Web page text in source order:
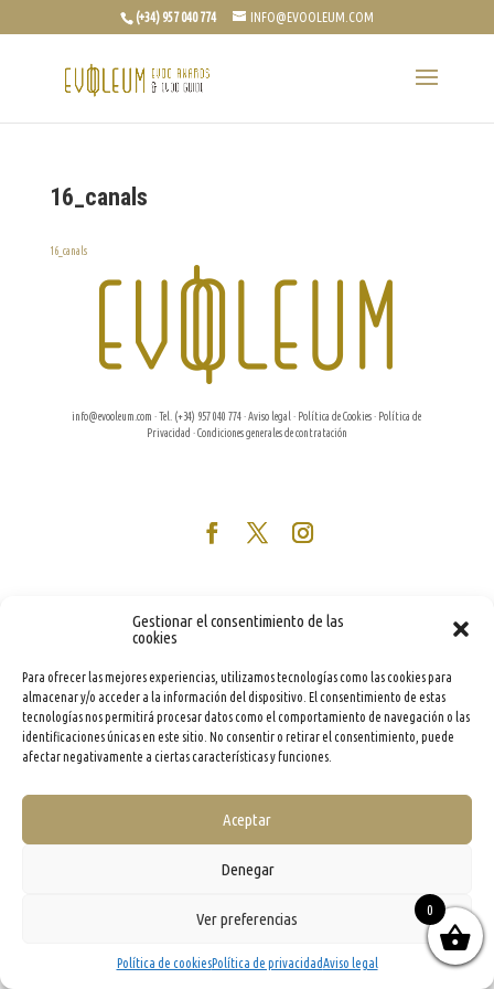
Gestionar el consentimiento de las
cookies
Para ofrecer las mejores experiencias, utilizamos tecnologías como las cookies para
almacenar y/o acceder a la información del dispositivo. El consentimiento de estas
tecnologías nos permitirá procesar datos como el comportamiento de navegación o las
identificaciones únicas en este sitio. No consentir o retirar el consentimiento, puede
afectar negativamente a ciertas características y funciones.
Aceptar
Denegar
Ver preferencias
Política de cookiesPolítica de privacidadAviso legal
(+34) 957 040 774 INFO@EVOOLEUM.COM
16_canals
16_canals
info@evooleum.com · Tel. (+34) 957 040 774 ·Aviso legal · Política de Cookies· Política de
Privacidad ·Condiciones generales de contratación
0